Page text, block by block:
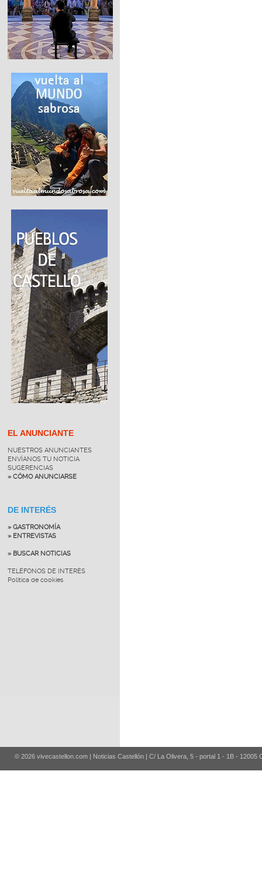
EL ANUNCIANTE
NUESTROS ANUNCIANTES
ENVÍANOS TU NOTICIA
SUGERENCIAS
» CÓMO ANUNCIARSE
DE INTERÉS
» GASTRONOMÍA
» ENTREVISTAS
» BUSCAR NOTICIAS
TELÉFONOS DE INTERÉS
Política de cookies
© 2026 vivecastellon.com | Noticias Castellón | C/ La Olivera, 5 - portal 1 - 1B - 12005